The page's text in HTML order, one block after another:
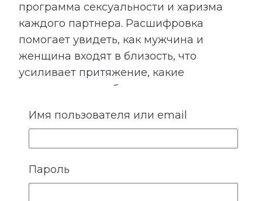
программа сексуальности и харизма
каждого партнера. Расшифровка
помогает увидеть, как мужчина и
женщина входят в близость, что
усиливает притяжение, какие
ожидания могут быть невысказанными
относиться к границам друг друга.
Имя пользователя или email
Пароль